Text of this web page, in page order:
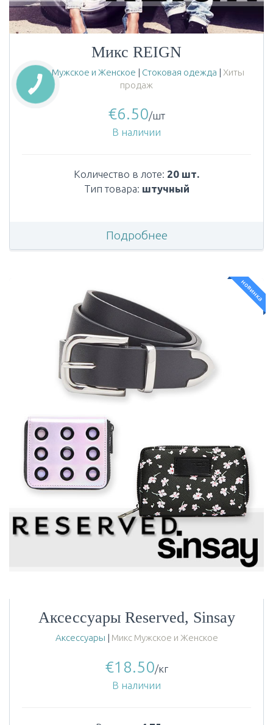
Микс REIGN
Микс Мужское и Женское | Стоковая одежда | Хиты
продаж
€6.50/шт
В наличии
Количество в лоте: 20 шт.
Тип товара: штучный
Подробнее
новинка
Аксессуары Reserved, Sinsay
Аксессуары | Микс Мужское и Женское
€18.50/кг
В наличии